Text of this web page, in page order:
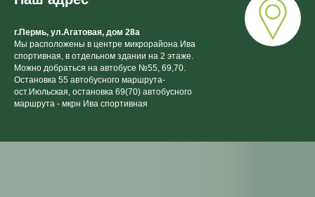
г.Пермь, ул.Агатовая, дом 28а
Мы расположены в центре микрорайона Ива
спортивная, в отдельном здании на 2 этаже.
Можно добраться на автобусе №55, 69,70.
Остановка 55 автобусного маршрута-
ост.Июльская, остановка 69(70) автобусного
маршрута - мкрн Ива спортивная